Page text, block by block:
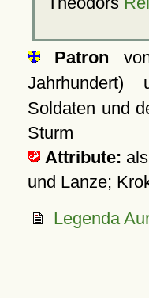
Patron
Soldaten und
Sturm
Attribute:
und Lanze;
Legenda